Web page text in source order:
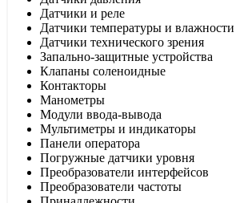
Датчики и реле
Датчики температуры и влажности
Датчики технического зрения
Запально-защитные устройства
Клапаны соленоидные
Контакторы
Манометры
Модули ввода-вывода
Мультиметры и индикаторы
Панели оператора
Погружные датчики уровня
Преобразователи интерфейсов
Преобразователи частоты